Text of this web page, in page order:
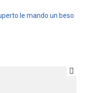
le mando un beso